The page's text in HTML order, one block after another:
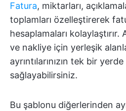
Fatura, miktarları,
toplamları özelleştirerek
hesaplamaları kolaylaştırır.
ve nakliye için yerleşik
ayrıntılarınızın tek bir yerde
sağlayabilirsiniz.
Bu şablonu diğerlerinden